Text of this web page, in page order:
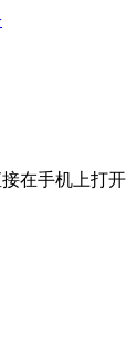
在手机上打开